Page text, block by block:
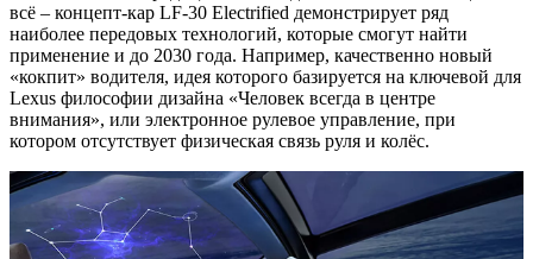
всё – концепт-кар LF-30 Electrified демонстрирует ряд
наиболее передовых технологий, которые смогут найти
применение и до 2030 года. Например, качественно новый
«кокпит» водителя, идея которого базируется на ключевой для
Lexus философии дизайна «Человек всегда в центре
внимания», или электронное рулевое управление, при
котором отсутствует физическая связь руля и колёс.